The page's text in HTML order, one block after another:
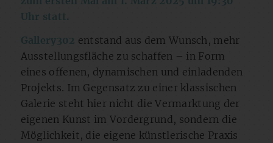
Uhr statt.
Gallery302 entstand aus dem Wunsch, mehr
Ausstellungsfläche zu schaffen – in Form
eines offenen, dynamischen und einladenden
Projekts. Im Gegensatz zu einer klassischen
Galerie steht hier nicht die Vermarktung der
eigenen Kunst im Vordergrund, sondern die
Möglichkeit, die eigene künstlerische Praxis